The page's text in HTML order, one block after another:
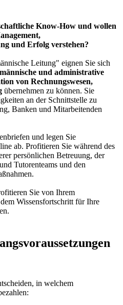
Know-How und wollen
und Erfolg verstehen?
Leitung" eignen Sie sich
und administrative
von Rechnungswesen,
übernehmen zu können. Sie
an der Schnittstelle zu
Banken und Mitarbeitenden
und legen Sie
ab. Profitieren Sie während des
persönlichen Betreuung, der
Tutorenteams und den
Sie von Ihrem
Wissensfortschritt für Ihre
in welchem